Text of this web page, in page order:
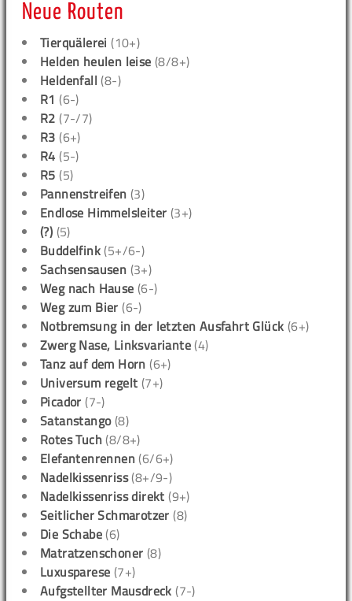
Neue Routen
Tierquälerei (10+)
Helden heulen leise (8/8+)
Heldenfall (8-)
R1 (6-)
R2 (7-/7)
R3 (6+)
R4 (5-)
R5 (5)
Pannenstreifen (3)
Endlose Himmelsleiter (3+)
(?) (5)
Buddelfink (5+/6-)
Sachsensausen (3+)
Weg nach Hause (6-)
Weg zum Bier (6-)
Notbremsung in der letzten Ausfahrt Glück (6+)
Zwerg Nase, Linksvariante (4)
Tanz auf dem Horn (6+)
Universum regelt (7+)
Picador (7-)
Satanstango(8)
Rotes Tuch (8/8+)
Elefantenrennen (6/6+)
Nadelkissenriss(8+/9-)
Nadelkissenriss direkt (9+)
Seitlicher Schmarotzer (8)
Die Schabe (6)
Matratzenschoner (8)
Luxusparese (7+)
Aufgstellter Mausdreck (7-)